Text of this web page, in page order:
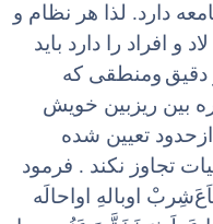
دارد. لذا هر نظام و
افراد را دارد باید
ومنطقی که
بین ریزبین خویش
تعیین شده
تجاوز نکند . فرمود
اوبالهِ اواحالَه